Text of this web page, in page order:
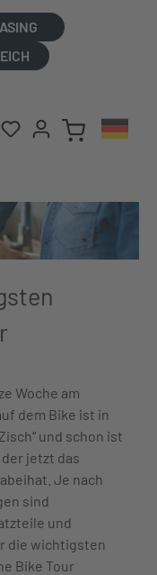
Woche am
dem Bike ist in
und schon ist
jetzt das
Je nach
sind
und
die wichtigsten
Bike Tour